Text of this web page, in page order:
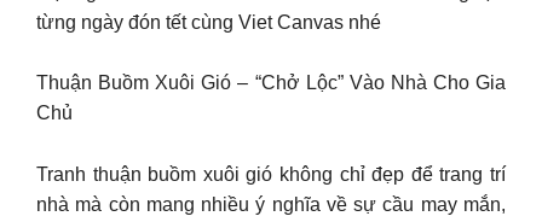
từng ngày đón tết cùng Viet Canvas nhé
Thuận Buồm Xuôi Gió – “Chở Lộc” Vào Nhà Cho Gia
Chủ
Tranh thuận buồm xuôi gió không chỉ đẹp để trang trí
nhà mà còn mang nhiều ý nghĩa về sự cầu may mắn,